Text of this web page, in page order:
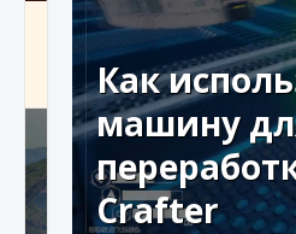
Подробное руководство по
самоцветов Brawl Stars
10 августа 2024 2
Как
машину
Crafter